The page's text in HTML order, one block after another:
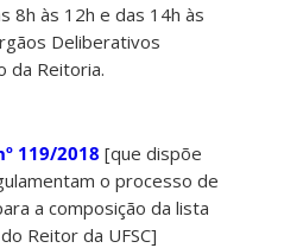
8h às 12h e das 14h às
Deliberativos
da Reitoria.
119/2018 [que dispõe
o processo de
a composição da lista
Reitor da UFSC]